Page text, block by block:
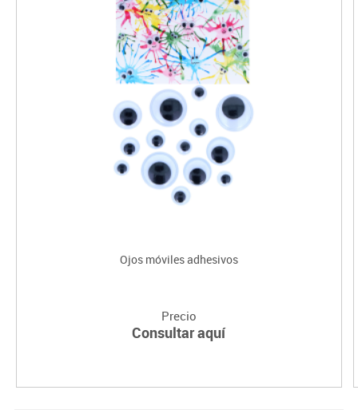
Ojos móviles adhesivos
Precio
Consultar aquí